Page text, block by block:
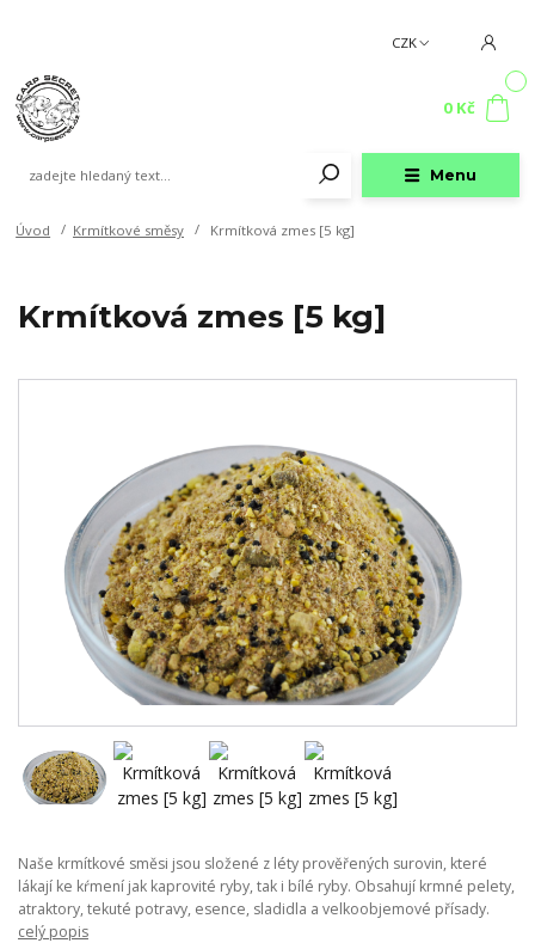
Menu
CZK
0 Kč
Úvod Krmítkové směsy Krmítková zmes [5 kg]
Krmítková zmes [5 kg]
Naše krmítkové směsi jsou složené z léty prověřených surovin, které
lákají ke kŕmení jak kaprovité ryby, tak i bílé ryby. Obsahují krmné pelety,
atraktory, tekuté potravy, esence, sladidla a velkoobjemové přísady.
celý popis